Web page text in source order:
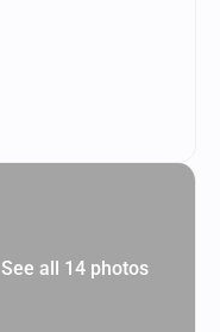
See all 14 photos